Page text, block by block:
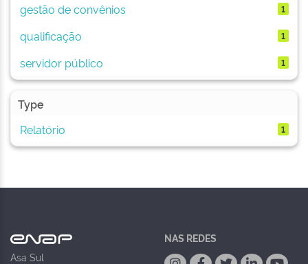
gestão de convênios 1
qualificação 1
servidor público 1
Type
Relatório
1
Asa Sul
NAS REDES